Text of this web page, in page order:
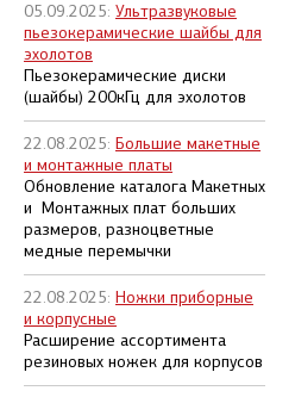
05.09.2025: Ультразвуковые
пьезокерамические шайбы для
эхолотов
Пьезокерамические диски
(шайбы) 200кГц для эхолотов
22.08.2025: Большие макетные
и монтажные платы
Обновление каталога Макетных
и Монтажных плат больших
размеров, разноцветные
медные перемычки
22.08.2025: Ножки приборные
и корпусные
Расширение ассортимента
резиновых ножек для корпусов
5x11\20\+105C\Al\2L\TKR\JAMICON
Цена от:7.2 руб.